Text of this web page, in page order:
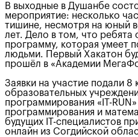
В выходные в Душанбе
мероприятие: несколько
тишине, несмотря на юный
лет. Дело в том, что ребята
программу, которая умеет
людьми. Первый Хакатон
прошёл в «Академии
Заявки на участие подали
образовательных
программирования «IT-
программирования и
будущих IT-специалистов
онлайн из Согдийской